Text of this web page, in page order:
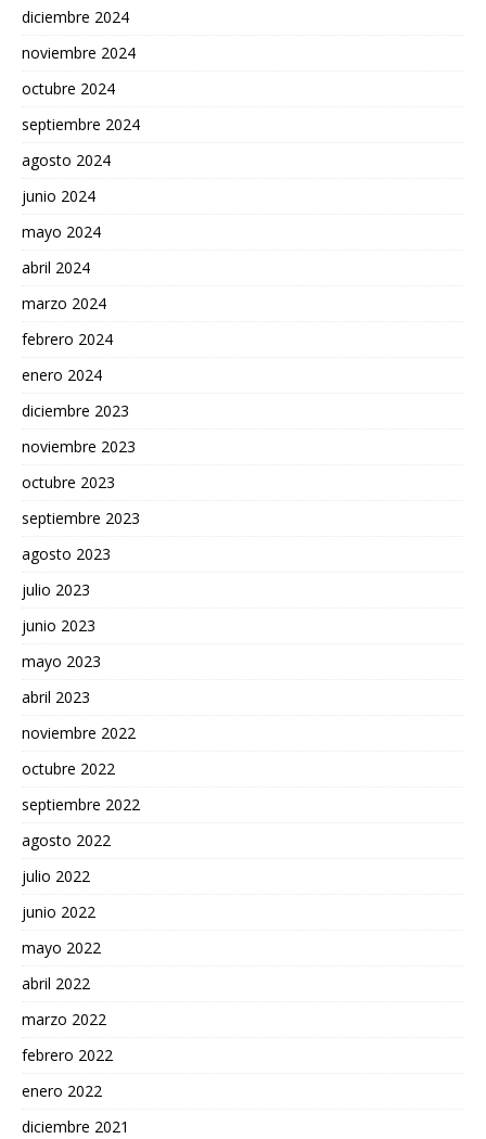
diciembre 2024
noviembre 2024
octubre 2024
septiembre 2024
agosto 2024
junio 2024
mayo 2024
abril 2024
marzo 2024
febrero 2024
enero 2024
diciembre 2023
noviembre 2023
octubre 2023
septiembre 2023
agosto 2023
julio 2023
junio 2023
mayo 2023
abril 2023
noviembre 2022
octubre 2022
septiembre 2022
agosto 2022
julio 2022
junio 2022
mayo 2022
abril 2022
marzo 2022
febrero 2022
enero 2022
diciembre 2021